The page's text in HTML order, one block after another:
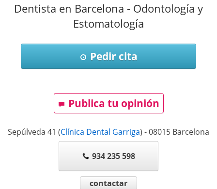
Dentista en Barcelona - Odontología y
Estomatología
Pedir cita
Publica tu opinión
Sepúlveda 41 (Clínica Dental Garriga) -08015 Barcelona
934 235 598
contactar